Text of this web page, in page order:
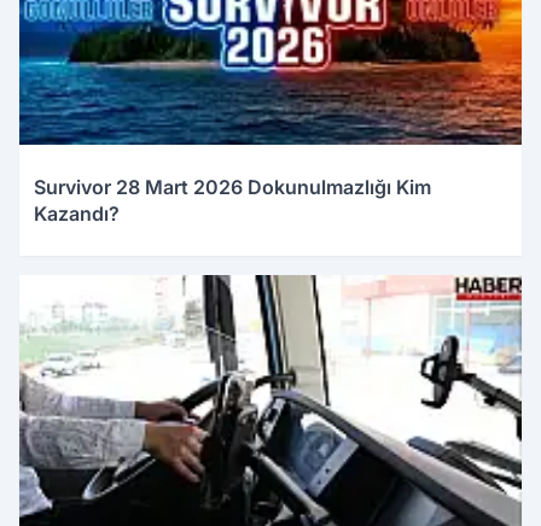
Survivor 28 Mart 2026 Dokunulmazlığı Kim
Kazandı?
28.03.2026 23:15